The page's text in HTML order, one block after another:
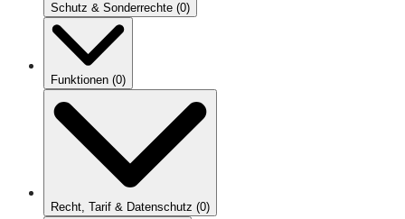
Schutz & Sonderrechte (0)
Funktionen (0)
Recht, Tarif & Datenschutz (0)